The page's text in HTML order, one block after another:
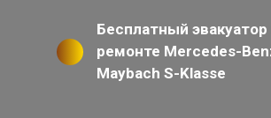
Бесплатный эвакуатор
ремонте Mercedes-
Maybach S-Klasse